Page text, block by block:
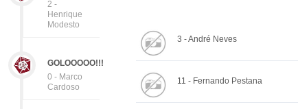
2 -
Henrique
Modesto
GOLOOOOO!!!
0 - Marco
Cardoso
3 - André Neves
11 - Fernando Pestana